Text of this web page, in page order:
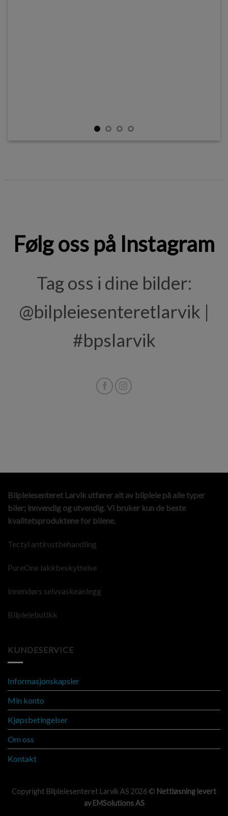
Følg oss på Instagram
Tag oss i dine bilder:
@bilpleiesenteretlarvik |
#bpslarvik
Bilpleiesenteret Larvik utfører alt av bilpleie på alle typer
biler; innvendig og utvendig. Vi bruker kun de beste
kvalitetsproduktene for bilene.
Tectyl antirustbehandling
PureOne lakkbeskyttelse
Innendørs selvvaskeanlegg
Bilpleiebutikk
KUNDESERVICE
Informasjonskapsler
Min konto
Kjøpsbetingelser
Om oss
Kontakt
Copyright Bilpleiesenteret Larvik AS 2026 © Nettløsning levert
avEMSolutions AS